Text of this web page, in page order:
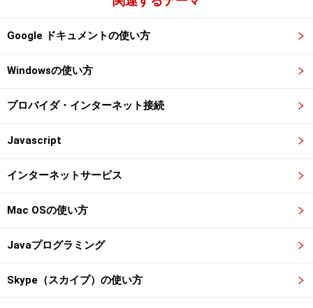
Google ドキュメントの使い方
Windowsの使い方
プロバイダ・インターネット接続
Javascript
インターネットサービス
Mac OSの使い方
Javaプログラミング
Skype（スカイプ）の使い方